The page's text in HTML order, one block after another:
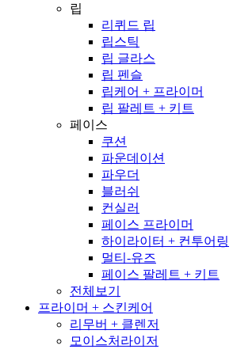
립
리퀴드 립
립스틱
립 글라스
립 펜슬
립케어 + 프라이머
립 팔레트 + 키트
페이스
쿠션
파운데이션
파우더
블러쉬
컨실러
페이스 프라이머
하이라이터 + 컨투어링
멀티-유즈
페이스 팔레트 + 키트
전체보기
프라이머 + 스킨케어
리무버 + 클렌저
모이스처라이저